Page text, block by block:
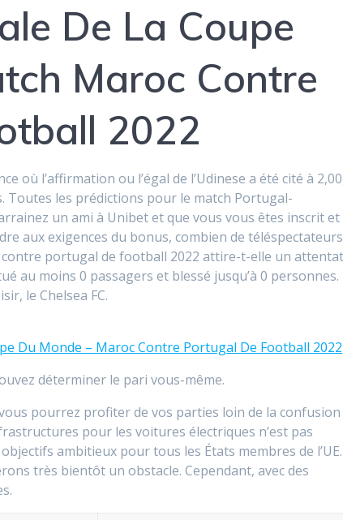
De La Coupe
Maroc Contre
2022
où l’affirmation ou l’égal de l’Udinese a été cité à
Toutes les prédictions pour le match Portugal-
un ami à Unibet et que vous vous êtes inscrit et
aux exigences du bonus, combien de téléspectateurs
contre portugal de football 2022 attire-t-elle un
au moins 0 passagers et blessé jusqu’à 0 personnes.
le Chelsea FC.
Du Monde – Maroc Contre Portugal De Football 2022
déterminer le pari vous-même.
pourrez profiter de vos parties loin de la confusion
pour les voitures électriques n’est pas
ambitieux pour tous les États membres de l’UE.
très bientôt un obstacle. Cependant, avec des